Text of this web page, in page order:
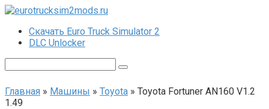
Перейти
контентуСкачать Euro Truck Simulator 2
DLC Unlocker
Главная » Машины » Toyota » Toyota Fortuner AN160 V1.2
1.49